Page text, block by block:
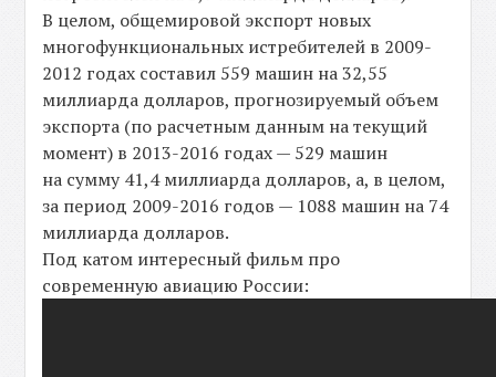
В целом, общемировой экспорт новых
многофункциональных истребителей в 2009-
2012 годах составил 559 машин на 32,55
миллиарда долларов, прогнозируемый объем
экспорта (по расчетным данным на текущий
момент) в 2013-2016 годах — 529 машин
на сумму 41,4 миллиарда долларов, а, в целом,
за период 2009-2016 годов — 1088 машин на 74
миллиарда долларов.
Под катом интересный фильм про
современную авиацию России: